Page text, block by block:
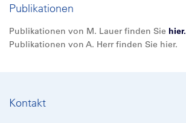
Publikationen
Publikationen von M. Lauer finden Sie hier.
Publikationen von A. Herr finden Sie hier.
Kontakt